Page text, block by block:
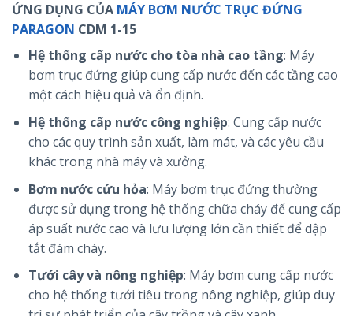
ỨNG DỤNG CỦA MÁY BƠM NƯỚC TRỤC ĐỨNG
PARAGON CDM 1-15
Hệ thống cấp nước cho tòa nhà cao tầng: Máy
bơm trục đứng giúp cung cấp nước đến các tầng cao
một cách hiệu quả và ổn định.
Hệ thống cấp nước công nghiệp: Cung cấp nước
cho các quy trình sản xuất, làm mát, và các yêu cầu
khác trong nhà máy và xưởng.
Bơm nước cứu hỏa: Máy bơm trục đứng thường
được sử dụng trong hệ thống chữa cháy để cung cấp
áp suất nước cao và lưu lượng lớn cần thiết để dập
tắt đám cháy.
Tưới cây và nông nghiệp: Máy bơm cung cấp nước
cho hệ thống tưới tiêu trong nông nghiệp, giúp duy